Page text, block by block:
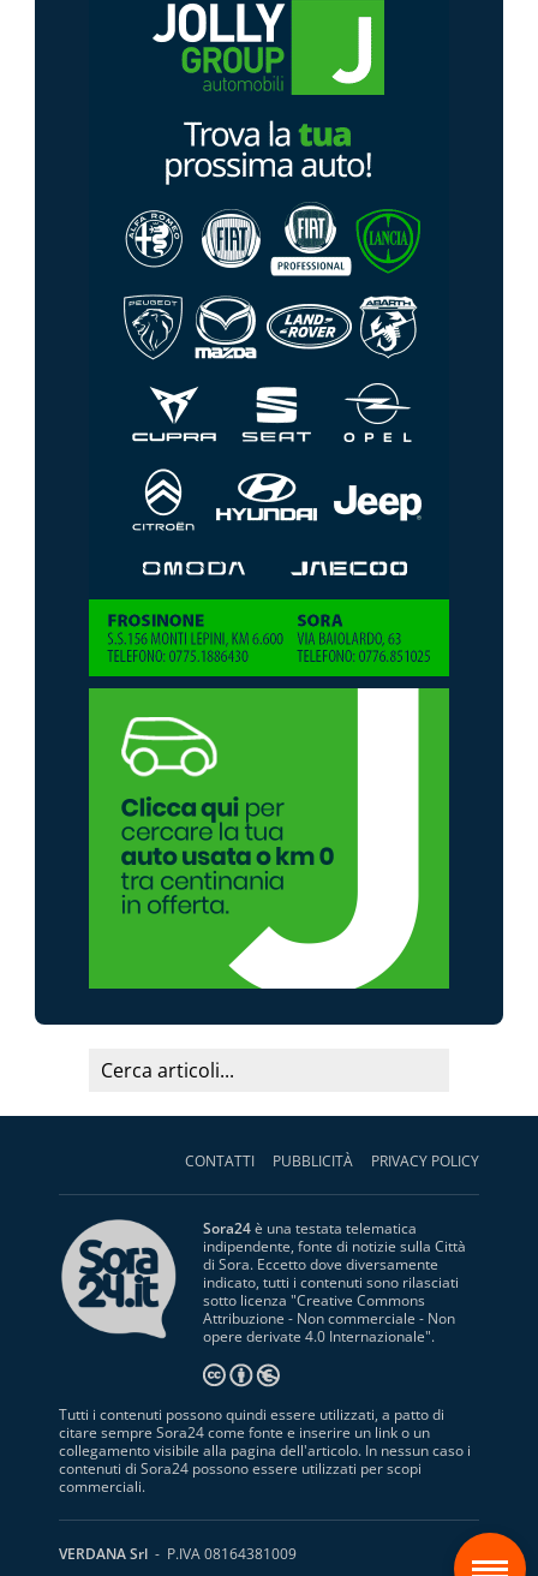
CONTATTI PUBBLICITÀ PRIVACY POLICY
Sora24è una testata telematica
indipendente, fonte di notizie sulla Città
di Sora. Eccetto dove diversamente
indicato, tutti i contenuti sono rilasciati
sotto licenza "Creative Commons
Attribuzione - Non commerciale - Non
opere derivate 4.0 Internazionale".
Tutti i contenuti possono quindi essere utilizzati, a patto di
citare sempre Sora24 come fonte e inserire un link o un
collegamento visibile alla pagina dell'articolo. In nessun caso i
contenuti di Sora24 possono essere utilizzati per scopi
commerciali.
VERDANA Srl - P.IVA 08164381009